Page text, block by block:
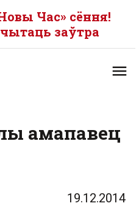
Час» сёння!
заўтра
амапавец
19.12.2014